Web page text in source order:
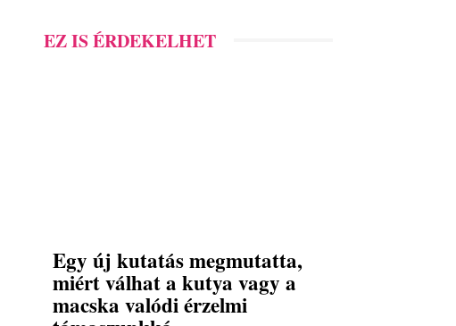
EZ IS ÉRDEKELHET
Egy új kutatás megmutatta,
miért válhat a kutya vagy a
macska valódi érzelmi